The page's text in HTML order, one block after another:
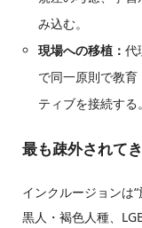
み込む。
現場への移植：代
で同一原則で教
ティブを接続する。
最も疎外されて
インクルージョンは“
黒人・褐色人種、